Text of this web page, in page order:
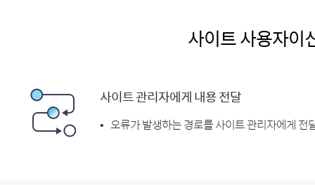
사이트 사용자이
사이트 관리자에게 내용 전달
오류가 발생하는 경로를 사이트 관리자에게 전